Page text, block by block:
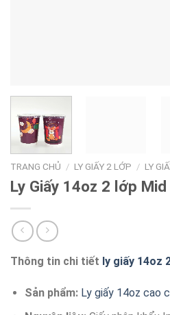
TRANG CHỦ / LY GIẤY 2 LỚP / LY
Ly Giấy 14oz 2 lớp
Thông tin chi tiết ly giấy 14oz
Sản phẩm: Ly giấy 14oz cao